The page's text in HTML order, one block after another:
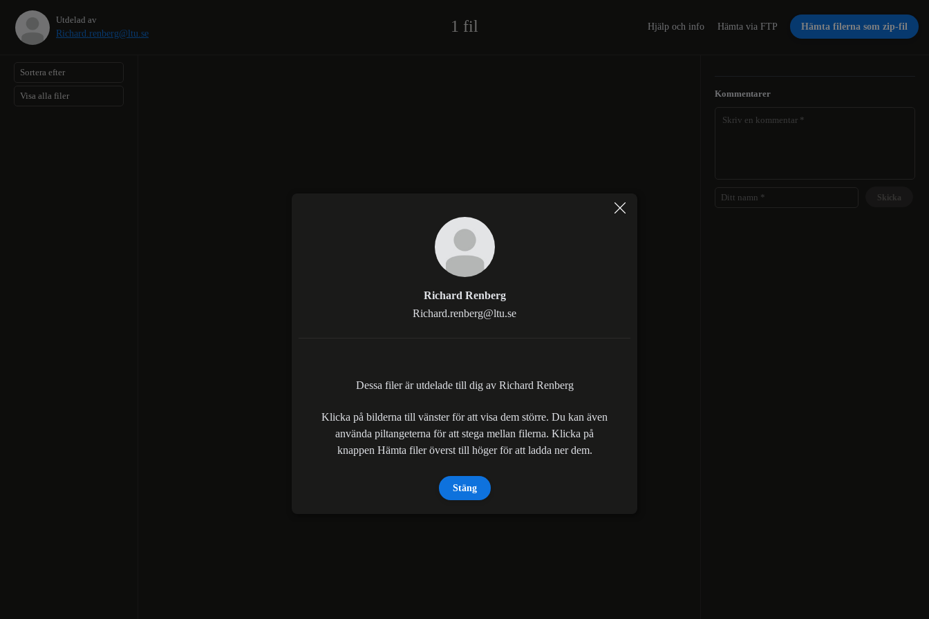
Utdelad av
Richard.renberg@ltu.se
1 fil Hjälp och info Hämta via FTP Hämta filerna som zip-fil
Kommentarer
Skicka
Richard Renberg
Richard.renberg@ltu.se
Dessa filer är utdelade till dig av Richard Renberg
Klicka på bilderna till vänster för att visa dem större. Du kan även
använda piltangeterna för att stega mellan filerna. Klicka på
knappen Hämta filer överst till höger för att ladda ner dem.
Stäng